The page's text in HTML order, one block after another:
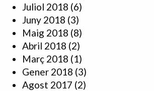
Juliol 2018 (6)
Juny 2018 (3)
Maig 2018 (8)
Abril 2018 (2)
Març 2018 (1)
Gener 2018 (3)
Agost 2017 (2)